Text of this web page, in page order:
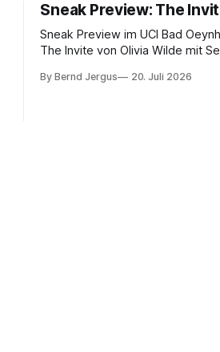
Sneak Preview: The
Sneak Preview im UCI Bad
The Invite von Olivia Wilde mit
Norton. Kammerspiel, Sex-
By Bernd Jergus 20. Juli 2026